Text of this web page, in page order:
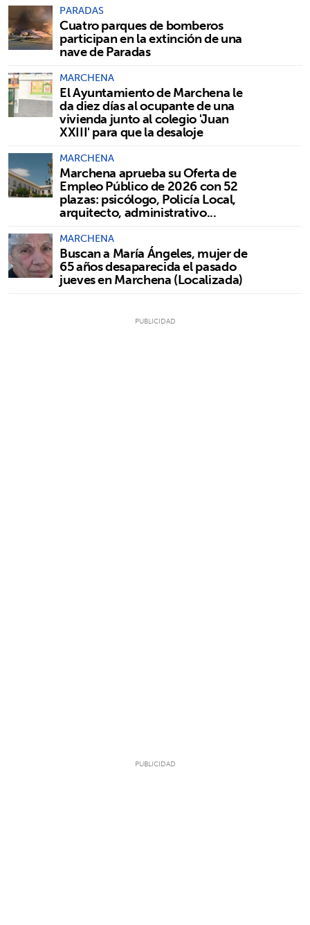
PARADAS
Cuatro parques de bomberos
participan en la extinción de una
nave de Paradas
MARCHENA
El Ayuntamiento de Marchena le
da diez días al ocupante de una
vivienda junto al colegio 'Juan
XXIII' para que la desaloje
MARCHENA
Marchena aprueba su Oferta de
Empleo Público de 2026 con 52
plazas: psicólogo, Policía Local,
arquitecto, administrativo...
MARCHENA
Buscan a María Ángeles, mujer de
65 años desaparecida el pasado
jueves en Marchena (Localizada)